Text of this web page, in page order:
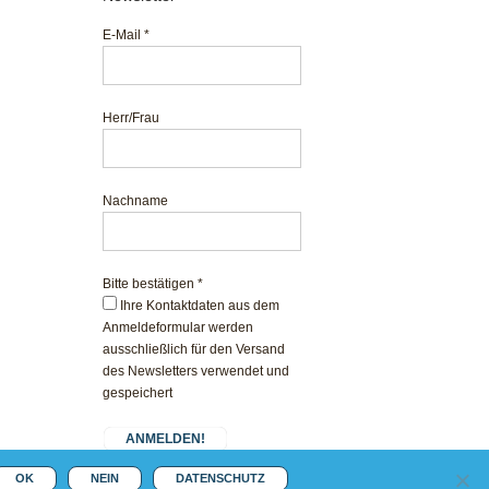
E-Mail*
Herr/Frau
Nachname
Bitte bestätigen*
Ihre Kontaktdaten aus dem
Anmeldeformular werden
ausschließlich für den Versand
des Newsletters verwendet und
gespeichert
OK NEIN DATENSCHUTZ